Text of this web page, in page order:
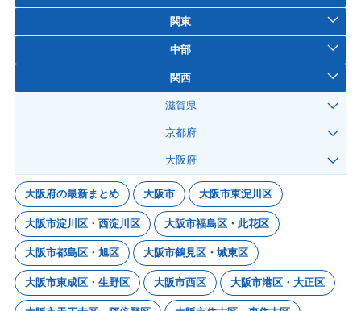
関東
中部
関西
滋賀県
京都府
大阪府
大阪府の最新まとめ 大阪市 大阪市東淀川区
大阪市淀川区・西淀川区 大阪市福島区・此花区
大阪市都島区・旭区 大阪市鶴見区・城東区
大阪市東成区・生野区 大阪市西区 大阪市港区・大正区